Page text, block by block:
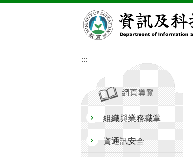
:::
組織與業務職掌
資通訊安全